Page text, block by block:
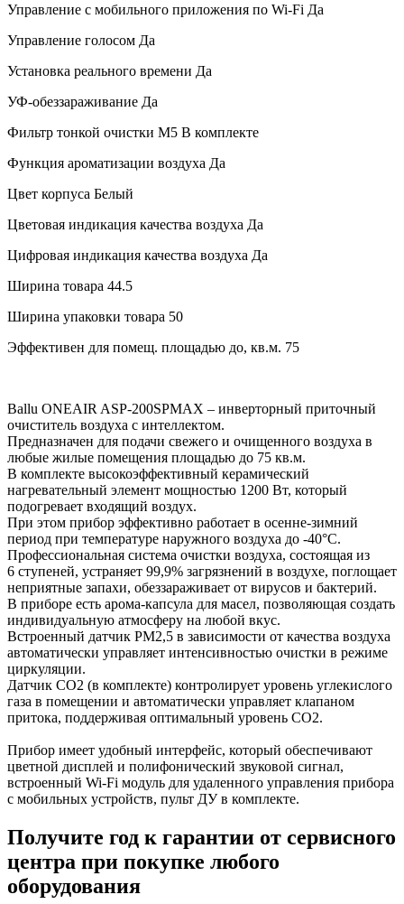
Управление c мобильного приложения по Wi-Fi Да
Управление голосом Да
Установка реального времени Да
УФ-обеззараживание Да
Фильтр тонкой очистки М5 В комплекте
Функция ароматизации воздуха Да
Цвет корпуса Белый
Цветовая индикация качества воздуха Да
Цифровая индикация качества воздуха Да
Ширина товара 44.5
Ширина упаковки товара 50
Эффективен для помещ. площадью до, кв.м. 75
Ballu ONEAIR ASP-200SPMAX – инверторный приточный
очиститель воздуха с интеллектом.
Предназначен для подачи свежего и очищенного воздуха в
любые жилые помещения площадью до 75 кв.м.
В комплекте высокоэффективный керамический
нагревательный элемент мощностью 1200 Вт, который
подогревает входящий воздух.
При этом прибор эффективно работает в осенне-зимний
период при температуре наружного воздуха до -40°С.
Профессиональная система очистки воздуха, состоящая из
6 ступеней, устраняет 99,9% загрязнений в воздухе, поглощает
неприятные запахи, обеззараживает от вирусов и бактерий.
В приборе есть арома-капсула для масел, позволяющая создать
индивидуальную атмосферу на любой вкус.
Встроенный датчик РМ2,5 в зависимости от качества воздуха
автоматически управляет интенсивностью очистки в режиме
циркуляции.
Датчик CO2 (в комплекте) контролирует уровень углекислого
газа в помещении и автоматически управляет клапаном
притока, поддерживая оптимальный уровень CO2.
Прибор имеет удобный интерфейс, который обеспечивают
цветной дисплей и полифонический звуковой сигнал,
встроенный Wi-Fi модуль для удаленного управления прибора
с мобильных устройств, пульт ДУ в комплекте.
Получите год к гарантии от сервисного
центра при покупке любого
оборудования